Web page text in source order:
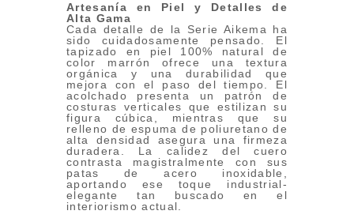
Artesanía en Piel y Detalles de
Alta Gama
Cada detalle de la Serie Aikema ha
sido cuidadosamente pensado. El
tapizado en piel 100% natural de
color marrón ofrece una textura
orgánica y una durabilidad que
mejora con el paso del tiempo. El
acolchado presenta un patrón de
costuras verticales que estilizan su
figura cúbica, mientras que su
relleno de espuma de poliuretano de
alta densidad asegura una firmeza
duradera. La calidez del cuero
contrasta magistralmente con sus
patas de acero inoxidable,
aportando ese toque industrial-
elegante tan buscado en el
interiorismo actual.